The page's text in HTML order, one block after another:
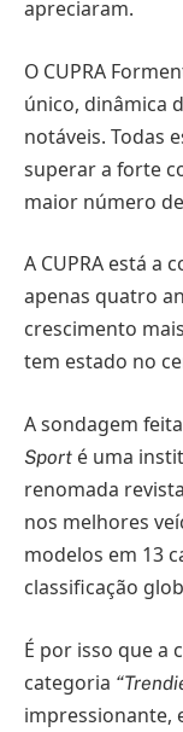
apreciaram.
O CUPRA
único, dinâmica
notáveis. Todas
superar a forte
maior número
A CUPRA está a
apenas quatro
crescimento
tem estado no
A sondagem
Sport é uma
renomada
nos melhores
modelos em 13
classificação
É por isso que a
categoria
impressionante,